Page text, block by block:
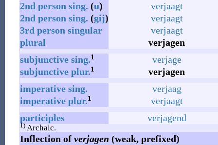
2nd person sing. (u)
verjaagt
2nd person sing. (gij)
verjaagt
3rd person singular
verjaagt
plural
verjagen
subjunctive sing.1
verjage
subjunctive plur.1
verjagen
imperative sing.
verjaag
imperative plur.1
verjaagt
participles
verjagend
1)Archaic.
Inflection of verjagen (weak, prefixed)